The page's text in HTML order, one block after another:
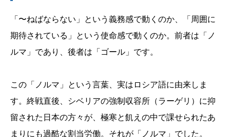
「〜ねばならない」という義務感で動くのか、「周囲に
期待されている」という使命感で動くのか。前者は「ノ
ルマ」であり、後者は「ゴール」です。
この「ノルマ」という言葉、実はロシア語に由来しま
す。終戦直後、シベリアの強制収容所（ラーゲリ）に抑
留された日本の方々が、極寒と飢えの中で課せられたあ
まりにも過酷な割当労働。それが「ノルマ」でした。